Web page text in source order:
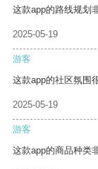
这款app的路线规划
2025-05-19
游客
这款app的社区氛围
2025-05-19
游客
这款app的商品种类